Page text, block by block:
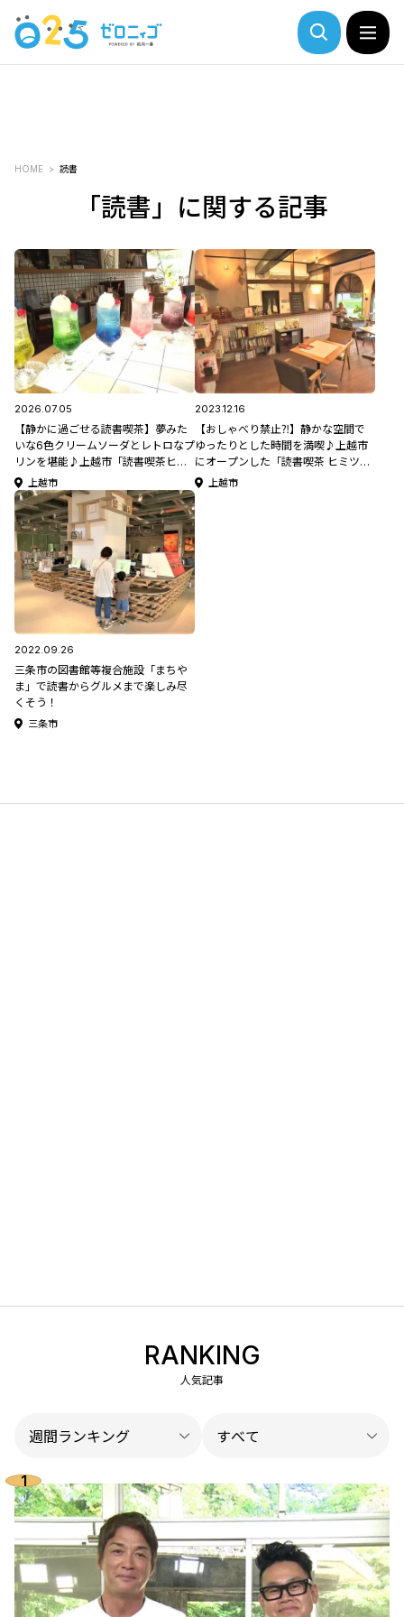
HOME 読書
「読書」に関する記事
2026.07.05
【静かに過ごせる読書喫茶】夢みた
いな6色クリームソーダとレトロなプ
リンを堪能♪上越市「読書喫茶ヒミ
ツヤサン」
上越市
2023.12.16
【おしゃべり禁止⁈】静かな空間で
ゆったりとした時間を満喫♪上越市
にオープンした「読書喫茶 ヒミツヤ
サン」
上越市
2022.09.26
三条市の図書館等複合施設「まちや
ま」で読書からグルメまで楽しみ尽
くそう！
三条市
RANKING
人気記事